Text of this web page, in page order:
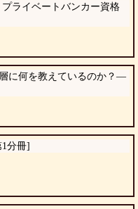
ライベートバンカー資格
に何を教えているのか？―
分冊]